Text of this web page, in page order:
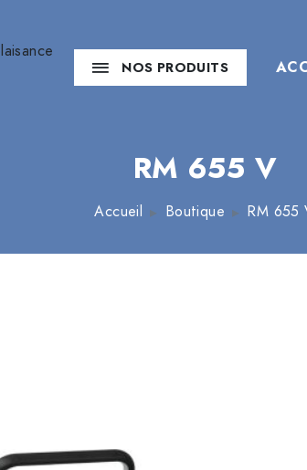
NOS PRODUITS
RM 655 V
Accueil Boutique RM 655